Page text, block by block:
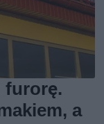
furorę.
a